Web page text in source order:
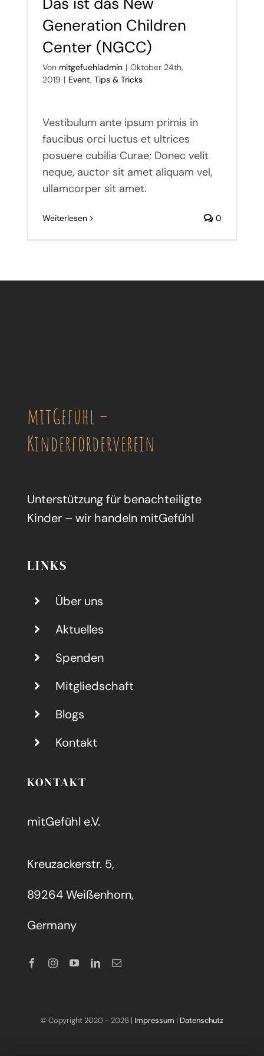
Generation Children
Center (NGCC)
Von mitgefuehladmin | Oktober 24th,
2019 | Event, Tips & Tricks
Vestibulum ante ipsum primis in
faucibus orci luctus et ultrices
posuere cubilia Curae; Donec velit
neque, auctor sit amet aliquam vel,
ullamcorper sit amet.
Weiterlesen 0
mitGefühl –
Kinderförderverein
Unterstützung für benachteiligte
Kinder – wir handeln mitGefühl
LINKS
Über uns
Aktuelles
Spenden
Mitgliedschaft
Blogs
Kontakt
KONTAKT
mitGefühl e.V.
Kreuzackerstr. 5,
89264 Weißenhorn,
Germany
© Copyright 2020 - 2026 | Impressum | Datenschutz